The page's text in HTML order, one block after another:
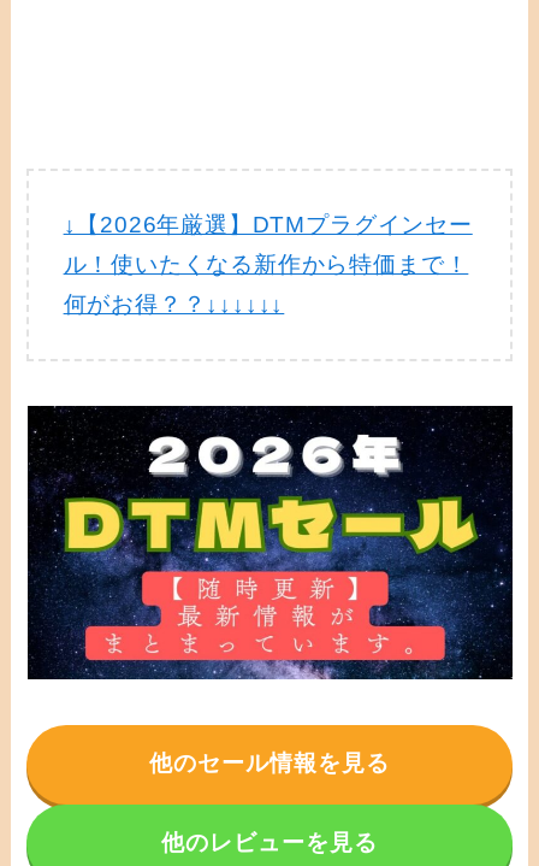
↓【2026年厳選】DTMプラグインセー
ル！使いたくなる新作から特価まで！
何がお得？？↓↓↓↓↓↓
他のセール情報を見る
他のレビューを見る